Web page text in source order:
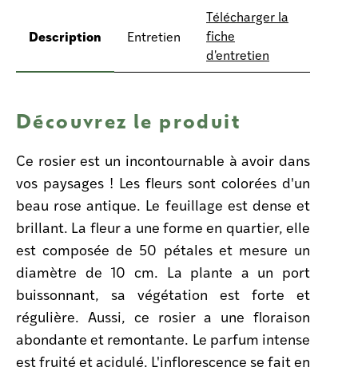
Description Entretien
Télécharger la
fiche
d'entretien
Découvrez le produit
Ce rosier est un incontournable à avoir dans
vos paysages ! Les fleurs sont colorées d'un
beau rose antique. Le feuillage est dense et
brillant. La fleur a une forme en quartier, elle
est composée de 50 pétales et mesure un
diamètre de 10 cm. La plante a un port
buissonnant, sa végétation est forte et
régulière. Aussi, ce rosier a une floraison
abondante et remontante. Le parfum intense
est fruité et acidulé. L'inflorescence se fait en